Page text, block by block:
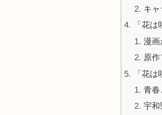
キ
「花
漫画
原
「花
青春
宇和